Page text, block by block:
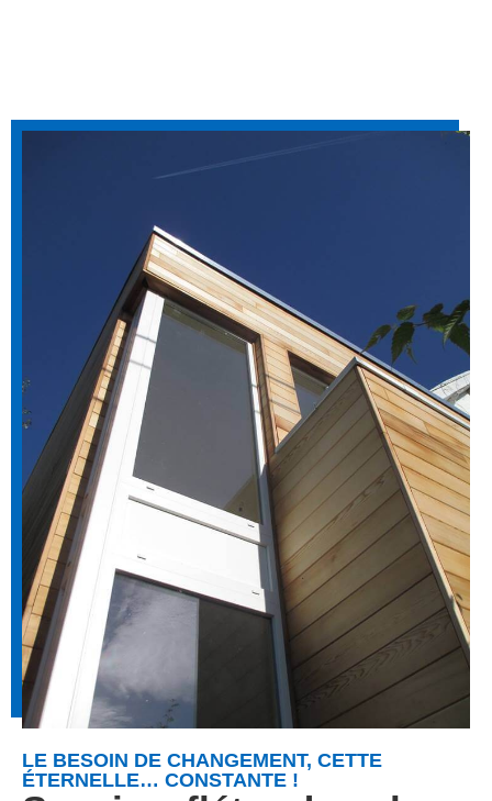
LE BESOIN DE CHANGEMENT, CETTE
ÉTERNELLE… CONSTANTE !